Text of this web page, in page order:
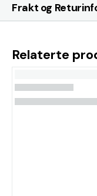
Frakt og
Relaterte